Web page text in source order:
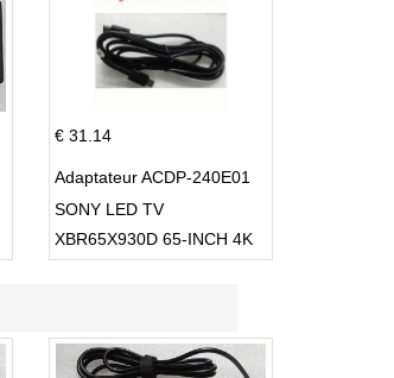
€ 31.14
Adaptateur ACDP-240E01
SONY LED TV
XBR65X930D 65-INCH 4K